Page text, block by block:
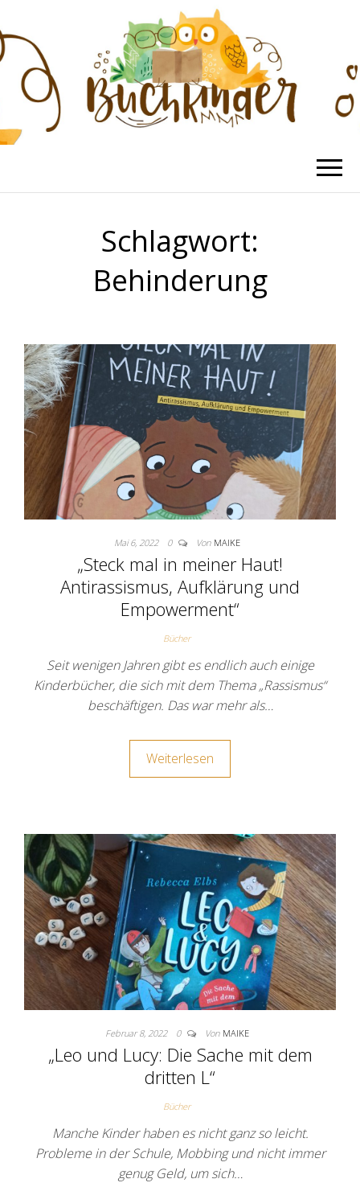
Die schönsten Kinderbücher
Schlagwort:
Behinderung
Mai 6, 2022 0 Von MAIKE
„Steck mal in meiner Haut!
Antirassismus, Aufklärung und
Empowerment“
Bücher
Seit wenigen Jahren gibt es endlich auch einige
Kinderbücher, die sich mit dem Thema „Rassismus“
beschäftigen. Das war mehr als…
Weiterlesen
Februar 8, 2022 0 Von MAIKE
„Leo und Lucy: Die Sache mit dem
dritten L“
Bücher
Manche Kinder haben es nicht ganz so leicht.
Probleme in der Schule, Mobbing und nicht immer
genug Geld, um sich…